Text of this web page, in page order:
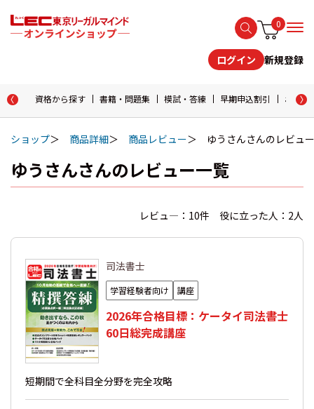
0
ログイン 新規登録
資格から探す 書籍・問題集 模試・答練 早期申込割引 おため
ショップ 商品詳細 商品レビュー ゆうさんさんのレビュー
ゆうさんさんのレビュー一覧
レビュ―：10件 役に立った人：2人
司法書士
学習経験者向け 講座
2026年合格目標：ケータイ司法書士
60日総完成講座
短期間で全科目全分野を完全攻略